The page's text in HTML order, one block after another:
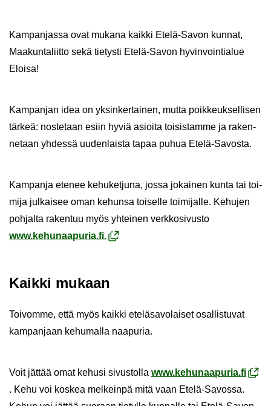
Kam­pan­jas­sa ovat mu­ka­na kaik­ki Etelä-​Savon kun­nat,
Maa­kun­ta­liit­to sekä tie­tys­ti Etelä-​Savon hy­vin­voin­tia­lue
Eloi­sa!
Kam­pan­jan idea on yk­sin­ker­tai­nen, mutta poik­keuk­sel­li­sen
tär­keä: nos­te­taan esiin hyviä asioi­ta toi­sis­tam­me ja ra­ken­
ne­taan yh­des­sä uu­den­lais­ta tapaa puhua Etelä-​Savosta.
Kam­pan­ja ete­nee ke­hu­ket­ju­na, jossa jo­kai­nen kunta tai toi­
mi­ja jul­kai­see oman ke­hun­sa toi­sel­le toi­mi­jal­le. Ke­hu­jen
poh­jal­ta ra­ken­tuu myös yh­tei­nen verk­ko­si­vus­to
www.ke­hu­naa­pu­ria.fi.
Kaik­ki mu­kaan
Toi­vom­me, että myös kaik­ki ete­lä­sa­vo­lai­set osal­lis­tu­vat
kam­pan­jaan ke­hu­mal­la naa­pu­ria.
Voit jät­tää omat ke­husi si­vus­tol­la www.ke­hu­naa­pu­ria.fi
. Kehu voi kos­kea mel­kein­pä mitä vaan Etelä-​Savossa.